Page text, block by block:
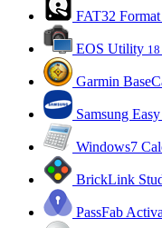
FAT32
EOS Utility
Garmin
Samsung
Windows7
BrickLink
PassFab